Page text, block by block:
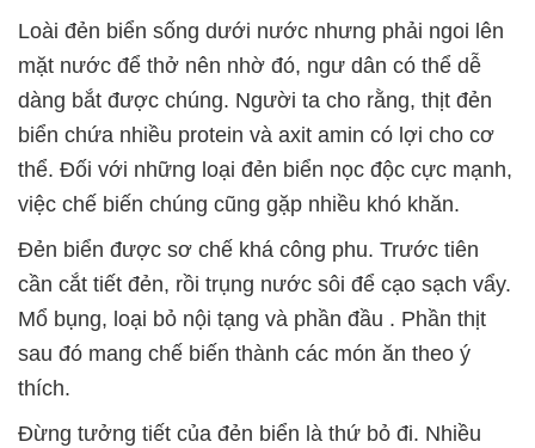
Loài đẻn biển sống dưới nước nhưng phải ngoi lên
mặt nước để thở nên nhờ đó, ngư dân có thể dễ
dàng bắt được chúng. Người ta cho rằng, thịt đẻn
biển chứa nhiều protein và axit amin có lợi cho cơ
thể. Đối với những loại đẻn biển nọc độc cực mạnh,
việc chế biến chúng cũng gặp nhiều khó khăn.
Đẻn biển được sơ chế khá công phu. Trước tiên
cần cắt tiết đẻn, rồi trụng nước sôi để cạo sạch vẩy.
Mổ bụng, loại bỏ nội tạng và phần đầu . Phần thịt
sau đó mang chế biến thành các món ăn theo ý
thích.
Đừng tưởng tiết của đẻn biển là thứ bỏ đi. Nhiều